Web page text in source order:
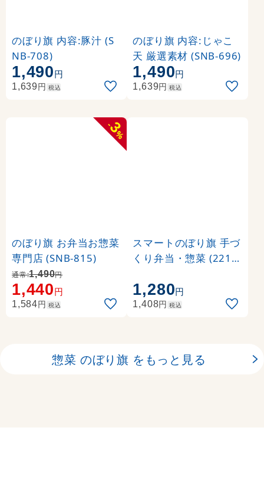
のぼり旗 内容:豚汁 (S
NB-708)
1,490円
1,639円 税込
のぼり旗 内容:じゃこ
天 厳選素材 (SNB-696)
1,490円
1,639円 税込
-
3
%
のぼり旗 お弁当お惣菜
専門店 (SNB-815)
通常:1,490円
1,440円
1,584円 税込
スマートのぼり旗 手づ
くり弁当・惣菜 (2215
1,280円
1,408円 税込
惣菜 のぼり旗 をもっと見る